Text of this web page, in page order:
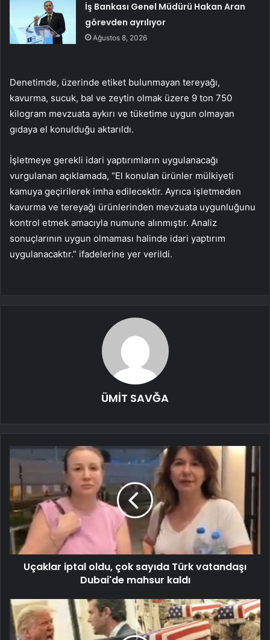
İş Bankası Genel Müdürü Hakan Aran
görevden ayrılıyor
Ağustos 8, 2026
Denetimde, üzerinde etiket bulunmayan tereyağı,
kavurma, sucuk, bal ve zeytin olmak üzere 9 ton 750
kilogram mevzuata aykırı ve tüketime uygun olmayan
gıdaya el konulduğu aktarıldı.
İşletmeye gerekli idari yaptırımların uygulanacağı
vurgulanan açıklamada, “El konulan ürünler mülkiyeti
kamuya geçirilerek imha edilecektir. Ayrıca işletmeden
kavurma ve tereyağı ürünlerinden mevzuata uygunluğunu
kontrol etmek amacıyla numune alınmıştır. Analiz
sonuçlarının uygun olmaması halinde idari yaptırım
uygulanacaktır.” ifadelerine yer verildi.
ÜMİT SAVĞA
Uçaklar iptal oldu, çok sayıda Türk vatandaşı
Dubai'de mahsur kaldı